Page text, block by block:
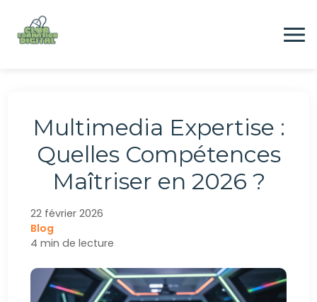
contenu
Emploi
Multimedia Expertise :
Quelles Compétences
Maîtriser en 2026 ?
22 février 2026
Blog
4 min de lecture